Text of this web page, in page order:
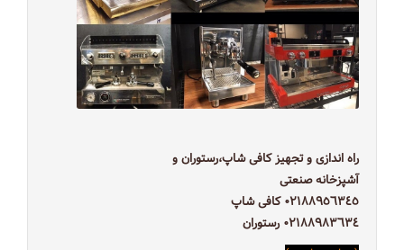
راه اندازى و تجهيز كافى شاپ،رستوران و
آشپزخانه صنعتى
٠٢١٨٨٩٥٦٣٤٥ كافى شاپ
٠٢١٨٨٩٨٣٦٣٤ رستوران